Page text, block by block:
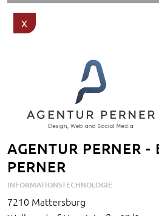
AGENTUR PERNER -
PERNER
INFORMATIONSTECHNOLOGIE
7210 Mattersburg